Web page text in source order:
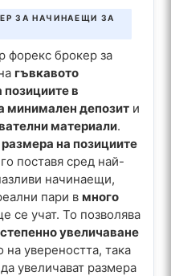
ЗА НАЧИНАЕЩИ ЗА
форекс брокер за
гъвкавото
в
минимален депозити
материали.
на позициите
поставя сред най-
начинаещи,
пари в много
се учат. То позволява
увеличаване
на увереността, така
увеличават размера